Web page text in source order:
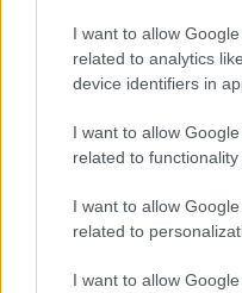
I want to allow
related to analytics
device identifiers in
I want to allow
related to
I want to allow
related to
I want to allow
múlt
Épített